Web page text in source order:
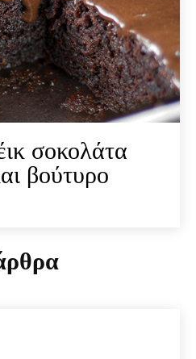
σοκολάτα
βούτυρο